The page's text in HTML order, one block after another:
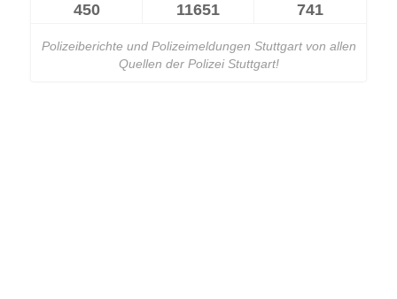
450 11651 741
Polizeiberichte und Polizeimeldungen Stuttgart von allen
Quellen der Polizei Stuttgart!